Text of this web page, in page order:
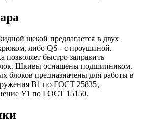
щекой предлагается в двух
либо QS - с проушиной.
быстро заправить
Шкивы оснащены подшипником.
блоков предназначены для работы в
В1 по ГОСТ 25835,
У1 по ГОСТ 15150.